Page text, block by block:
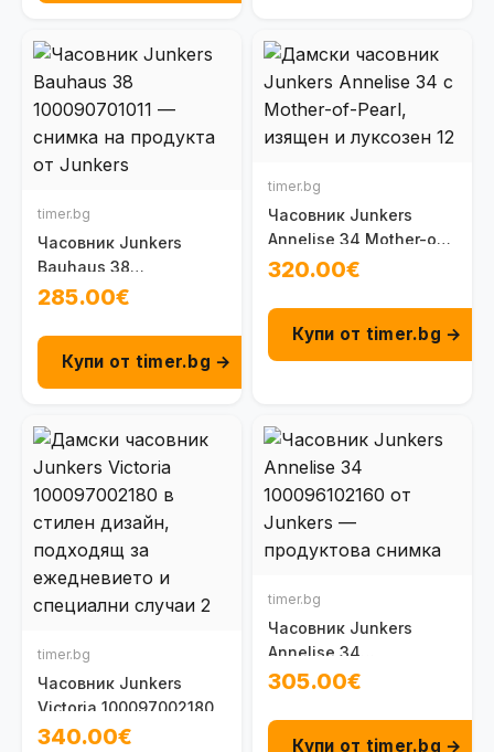
timer.bg
Часовник Junkers
Bauhaus 38
100090701011
285.00€
Купи от timer.bg →
timer.bg
Часовник Junkers
Annelise 34 Mother-of-
Pearl 100096203090
320.00€
Купи от timer.bg →
timer.bg
Часовник Junkers
Victoria 100097002180
340.00€
timer.bg
Часовник Junkers
Annelise 34
100096102160
305.00€
Купи от timer.bg →